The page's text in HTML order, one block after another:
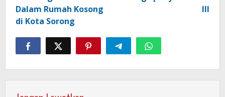
Dalam Rumah Kosong
di Kota Sorong
III